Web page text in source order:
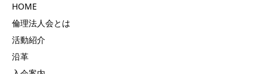
HOME
倫理法人会とは
活動紹介
沿革